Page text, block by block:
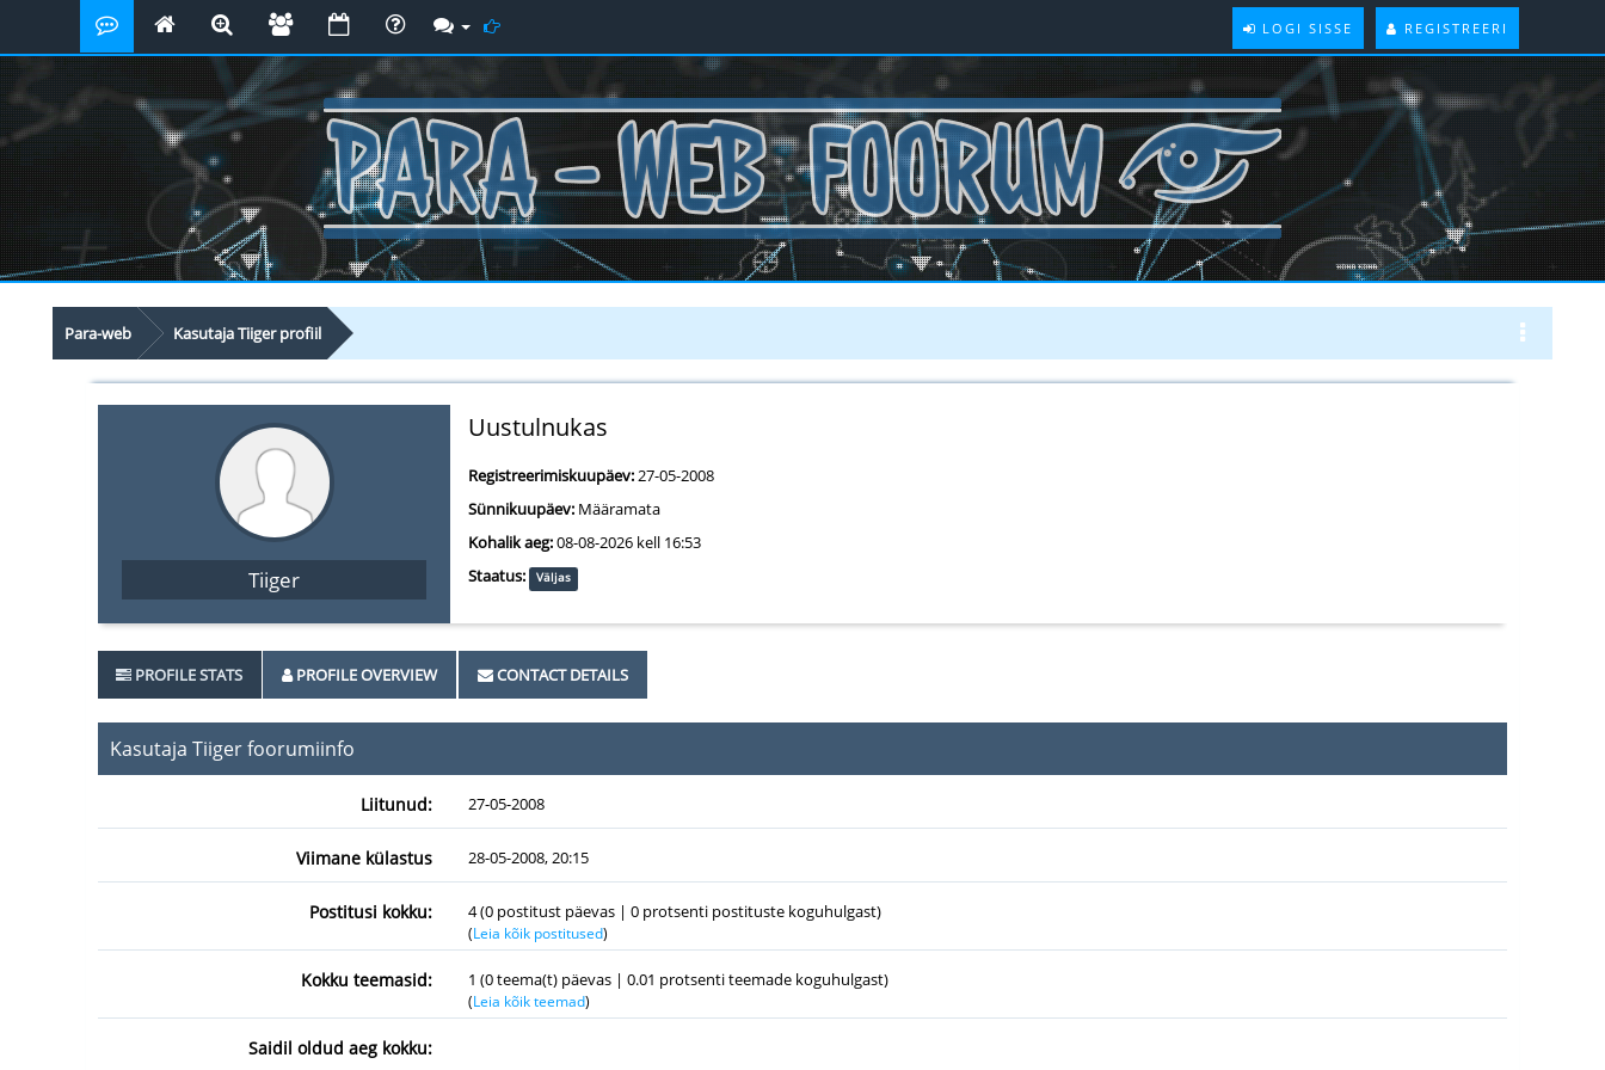
LOGI SISSE REGISTREERI
Para-web Kasutaja Tiiger profiil
Tiiger
Uustulnukas
Registreerimiskuupäev:27-05-2008
Sünnikuupäev: Määramata
Kohalik aeg:08-08-2026 kell 16:53
Staatus:
Väljas
PROFILE STATS PROFILE OVERVIEW CONTACT DETAILS
Kasutaja Tiiger foorumiinfo
Liitunud: 27-05-2008
Viimane külastus 28-05-2008, 20:15
Postitusi kokku: 4 (0 postitust päevas | 0 protsenti postituste koguhulgast)
(Leia kõik postitused)
Kokku teemasid: 1 (0 teema(t) päevas | 0.01 protsenti teemade koguhulgast)
(Leia kõik teemad)
Saidil oldud aeg kokku: